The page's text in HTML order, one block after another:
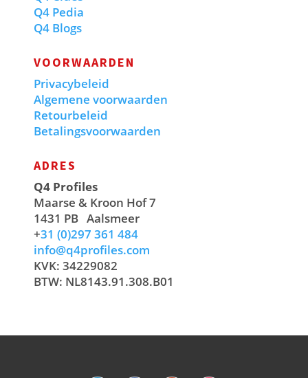
Q4 Pedia
Q4 Blogs
VOORWAARDEN
Privacybeleid
Algemene voorwaarden
Retourbeleid
Betalingsvoorwaarden
ADRES
Q4 Profiles
Maarse & Kroon Hof 7
1431 PB Aalsmeer
+31 (0)297 361 484
info@q4profiles.com
KVK: 34229082
BTW: NL8143.91.308.B01